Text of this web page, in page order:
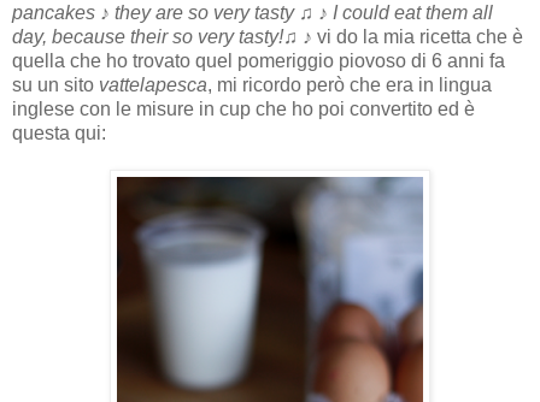
pancakes ♪ they are so very tasty ♫ ♪ I could eat them all
day , because their so very tasty!♫ ♪ vi do la mia ricetta che è
quella che ho trovato quel pomeriggio piovoso di 6 anni fa
su un sito vattelapesca, mi ricordo però che era in lingua
inglese con le misure in cup che ho poi convertito ed è
questa qui: